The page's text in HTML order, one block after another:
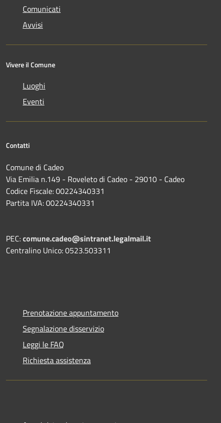
Comunicati
Avvisi
Vivere il Comune
Luoghi
Eventi
Contatti
Comune di Cadeo
Via Emilia n.149 - Roveleto di Cadeo - 29010 - Cadeo
Codice Fiscale: 00224340331
Partita IVA: 00224340331
PEC:comune.cadeo@sintranet.legalmail.it
Centralino Unico: 0523.503311
Prenotazione appuntamento
Segnalazione disservizio
Leggi le FAQ
Richiesta assistenza